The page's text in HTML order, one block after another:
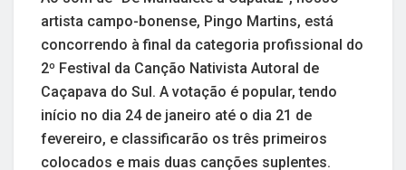
artista campo-bonense, Pingo Martins, está
concorrendo à final da categoria profissional do
2º Festival da Canção Nativista Autoral de
Caçapava do Sul. A votação é popular, tendo
início no dia 24 de janeiro até o dia 21 de
fevereiro, e classificarão os três primeiros
colocados e mais duas canções suplentes.